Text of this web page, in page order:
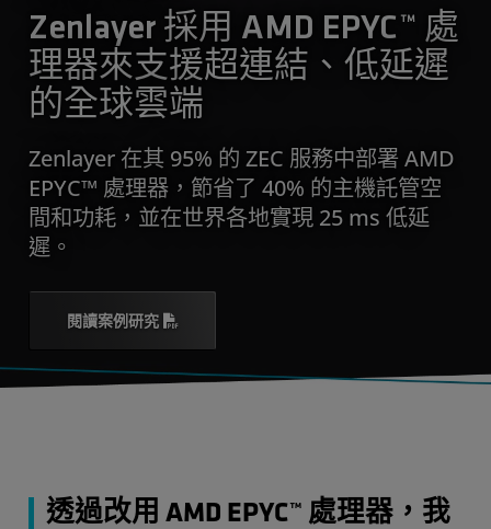
Zenlayer 採用 AMD EPYC™ 處
理器來支援超連結、低延遲
的全球雲端
Zenlayer 在其 95% 的 ZEC 服務中部署 AMD
EPYC™ 處理器，節省了 40% 的主機託管空
間和功耗，並在世界各地實現 25 ms 低延
遲。
閱讀案例研究
透過改用 AMD EPYC™ 處理器，我